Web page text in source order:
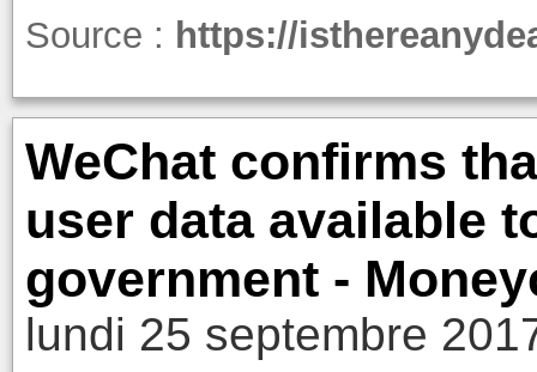
Source : https://
WeChat confirms
user data available
government -
lundi 25 septembre